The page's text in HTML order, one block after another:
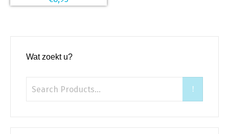
Wat zoekt u?